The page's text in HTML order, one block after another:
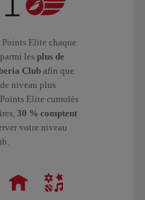
Points Elite chaque
lesplus de
Club afin que
niveau plus
Elite cumulés
30 % comptent
votre niveau